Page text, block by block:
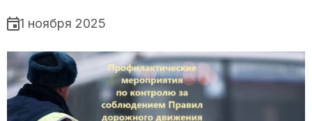
1 ноября 2025